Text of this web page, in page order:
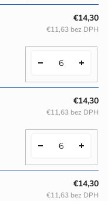
€14,30
€11,63 bez DPH
€14,30
€11,63 bez DPH
€14,30
€11,63 bez DPH